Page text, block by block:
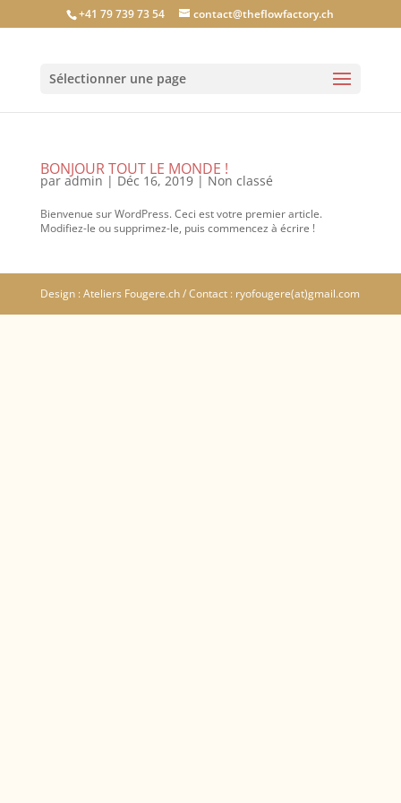
+41 79 739 73 54 contact@theflowfactory.ch
Sélectionner une page
BONJOUR TOUT LE MONDE !
par admin | Déc 16, 2019| Non classé
Bienvenue sur WordPress. Ceci est votre premier article.
Modifiez-le ou supprimez-le, puis commencez à écrire !
Design : Ateliers Fougere.ch / Contact : ryofougere(at)gmail.com